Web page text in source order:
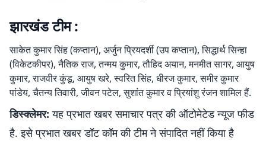
झारखंड टीम :
साकेत कुमार सिंह (कप्तान), अर्जुन प्रियदर्शी (उप कप्तान), सिद्धार्थ सिन्हा
(विकेटकीपर), नैतिक राज, तन्मय कुमार, तौहिद अयान, मनमीत सागर, आयुष
कुमार, राजवीर कुंडू, आयुष खरे, स्वरित सिंह, धीरज कुमार, समीर कुमार
पांडेय, चैतन्य तिवारी, जीवन पटेल, सुशांत कुमार व प्रियांशु रंजन शामिल हैं.
डिस्क्लेमर: यह प्रभात खबर समाचार पत्र की ऑटोमेटेड न्यूज फीड
है. इसे प्रभात खबर डॉट कॉम की टीम ने संपादित नहीं किया है